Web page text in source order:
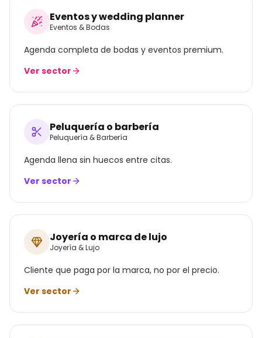
Eventos y wedding planner
Eventos & Bodas
Agenda completa de bodas y eventos premium.
Ver sector
Peluquería o barbería
Peluquería & Barbería
Agenda llena sin huecos entre citas.
Ver sector
Joyería o marca de lujo
Joyería & Lujo
Cliente que paga por la marca, no por el precio.
Ver sector